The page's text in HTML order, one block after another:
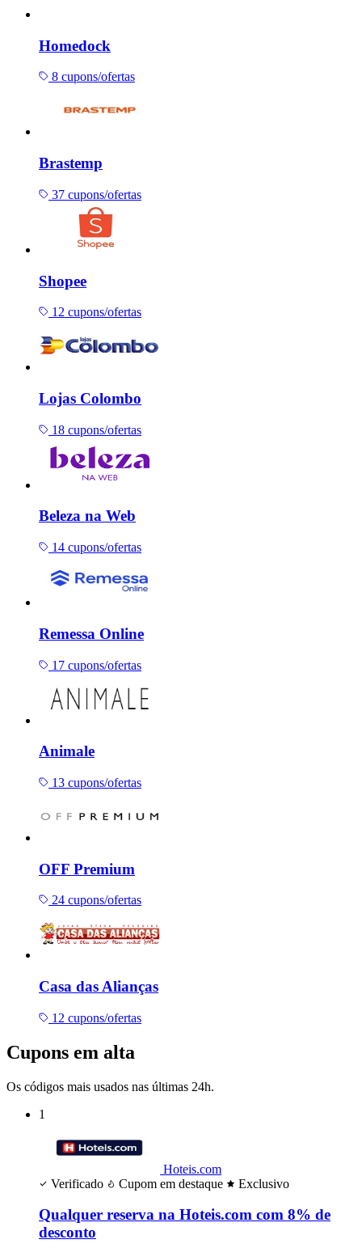
Homedock
8 cupons/ofertas
Brastemp
37 cupons/ofertas
Shopee
12 cupons/ofertas
Lojas Colombo
18 cupons/ofertas
Beleza na Web
14 cupons/ofertas
Remessa Online
17 cupons/ofertas
Animale
13 cupons/ofertas
OFF Premium
24 cupons/ofertas
Casa das Alianças
12 cupons/ofertas
Cupons em alta
Os códigos mais usados nas últimas 24h.
1
Hoteis.com
Verificado
Cupom em destaque Exclusivo
Qualquer reserva na Hoteis.com com 8% de
desconto